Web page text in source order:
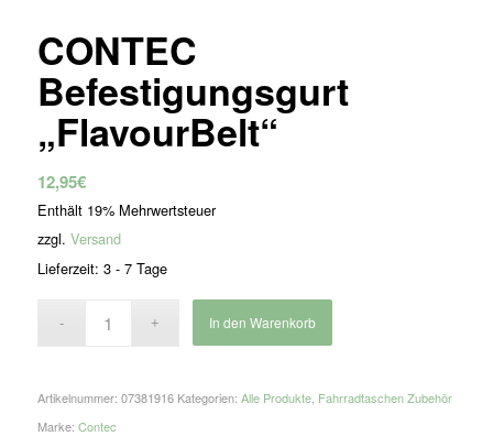
CONTEC
Befestigungsgurt
„FlavourBelt“
12,95€
Enthält 19% Mehrwertsteuer
zzgl. Versand
Lieferzeit: 3 - 7 Tage
In den Warenkorb
Artikelnummer: 07381916 Kategorien: Alle Produkte, Fahrradtaschen Zubehör
Marke: Contec